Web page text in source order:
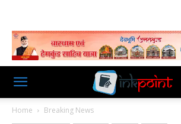
Home Breaking News